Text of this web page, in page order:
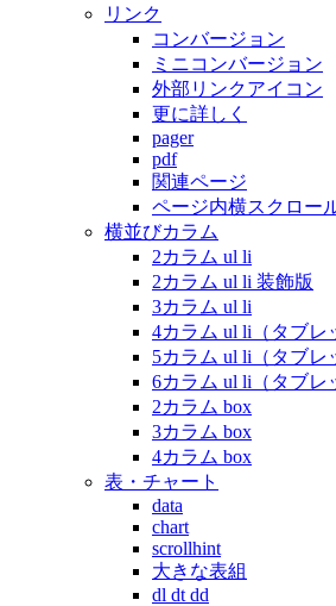
リンク
コンバージョン
ミニコンバージョン
外部リンクアイコン
更に詳しく
pager
pdf
関連ページ
ページ内横スクロー
横並びカラム
2カラム ul li
2カラム ul li 装飾版
3カラム ul li
4カラム ul li（タブレ
5カラム ul li（タブレ
6カラム ul li（タブレ
2カラム box
3カラム box
4カラム box
表・チャート
data
chart
scrollhint
大きな表組
dl dt dd